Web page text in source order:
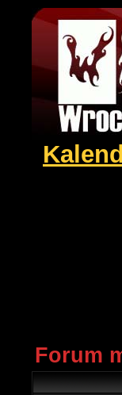
Forum